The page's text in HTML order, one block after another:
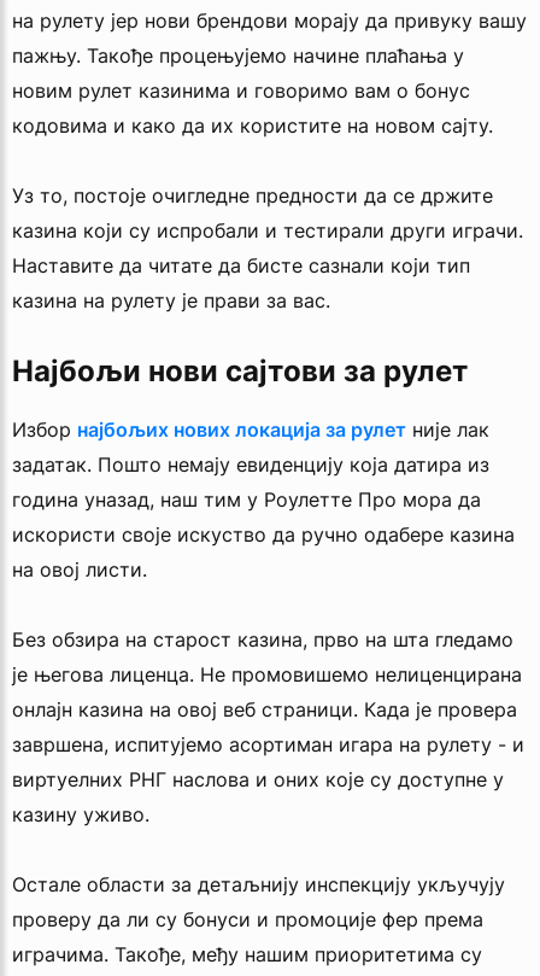
на рулету јер нови брендови морају да привуку вашу
пажњу. Такође процењујемо начине плаћања у
новим рулет казинима и говоримо вам о бонус
кодовима и како да их користите на новом сајту.
Уз то, постоје очигледне предности да се држите
казина који су испробали и тестирали други играчи.
Наставите да читате да бисте сазнали који тип
казина на рулету је прави за вас.
Најбољи нови сајтови за рулет
Избор најбољих нових локација за рулет није лак
задатак. Пошто немају евиденцију која датира из
година уназад, наш тим у Роулетте Про мора да
искористи своје искуство да ручно одабере казина
на овој листи.
Без обзира на старост казина, прво на шта гледамо
је његова лиценца. Не промовишемо нелиценцирана
онлајн казина на овој веб страници. Када је провера
завршена, испитујемо асортиман игара на рулету - и
виртуелних РНГ наслова и оних које су доступне у
казину уживо.
Остале области за детаљнију инспекцију укључују
проверу да ли су бонуси и промоције фер према
играчима. Такође, међу нашим приоритетима су